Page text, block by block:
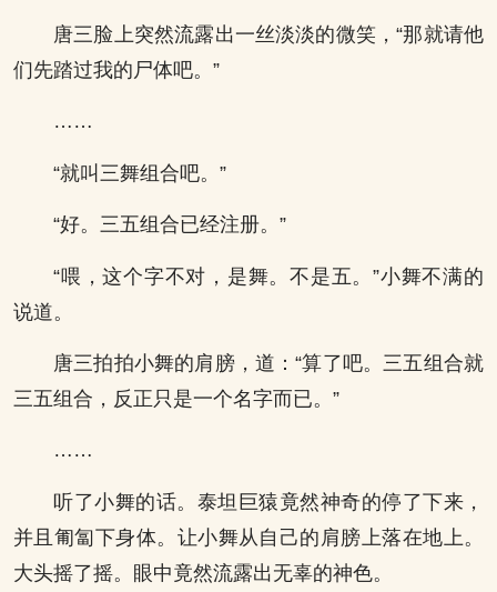
唐三脸上突然流露出一丝淡淡的微笑，“那就请他
们先踏过我的尸体吧。”
……
“就叫三舞组合吧。”
“好。三五组合已经注册。”
“喂，这个字不对，是舞。不是五。”小舞不满的
说道。
唐三拍拍小舞的肩膀，道：“算了吧。三五组合就
三五组合，反正只是一个名字而已。”
……
听了小舞的话。泰坦巨猿竟然神奇的停了下来，
并且匍匐下身体。让小舞从自己的肩膀上落在地上。
大头摇了摇。眼中竟然流露出无辜的神色。